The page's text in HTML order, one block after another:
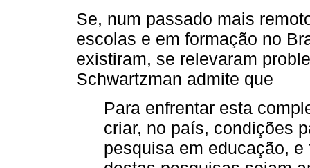
Se, num passado mais
escolas e em formação no
existiram, se relevaram
Schwartzman admite que
Para enfrentar esta
criar, no país, condições
pesquisa em educação,